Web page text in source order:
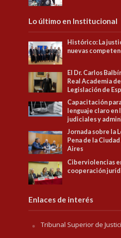
Lo último en Institucional
Histórico: La
nuevas
El Dr. Carlos
Real Academia
Legislación de
Capacitación
lenguaje claro
judiciales y
Jornada sobre la
Pena de la
Aires
Ciberviolencias
cooperación
Enlaces de interés
Tribunal Superior de